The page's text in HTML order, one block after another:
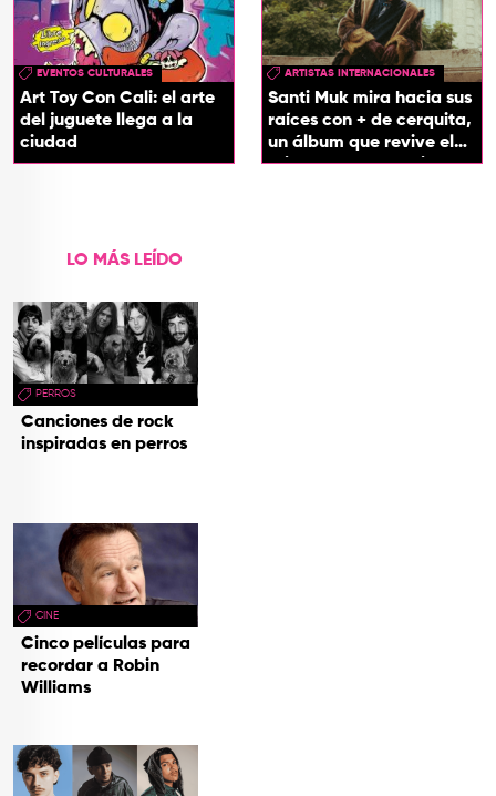
EVENTOS CULTURALES
Art Toy Con Cali: el arte
del juguete llega a la
ciudad
ARTISTAS INTERNACIONALES
Santi Muk mira hacia sus
raíces con + de cerquita,
un álbum que revive el
origen de sus canciones
LO MÁS LEÍDO
PERROS
Canciones de rock
inspiradas en perros
CINE
Cinco películas para
recordar a Robin
Williams